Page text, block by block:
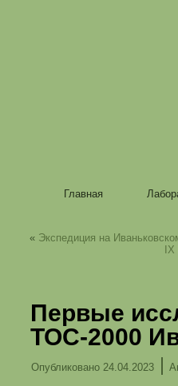
Главная
« Экспедиция на
Первые
ТОС-2000
Опубликовано 24.04.2023 |